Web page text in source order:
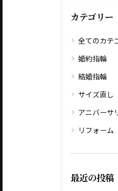
カテゴリー
全てのカテ
婚約指輪
結婚指輪
サイズ直し
アニバーサ
リフォーム
最近の投稿